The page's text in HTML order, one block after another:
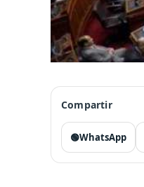
Compartir
🟢WhatsApp